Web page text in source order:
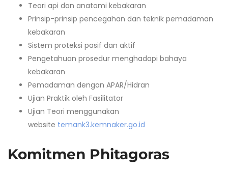
Teori api dan anatomi kebakaran
Prinsip-prinsip pencegahan dan teknik pemadaman
kebakaran
Sistem proteksi pasif dan aktif
Pengetahuan prosedur menghadapi bahaya
kebakaran
Pemadaman dengan APAR/Hidran
Ujian Praktik oleh Fasilitator
Ujian Teori menggunakan
website temank3.kemnaker.go.id
Komitmen Phitagoras